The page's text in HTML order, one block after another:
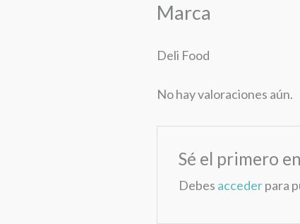
Marca
Deli Food
No hay valoraciones aún.
Sé el primero
Debes accederpara